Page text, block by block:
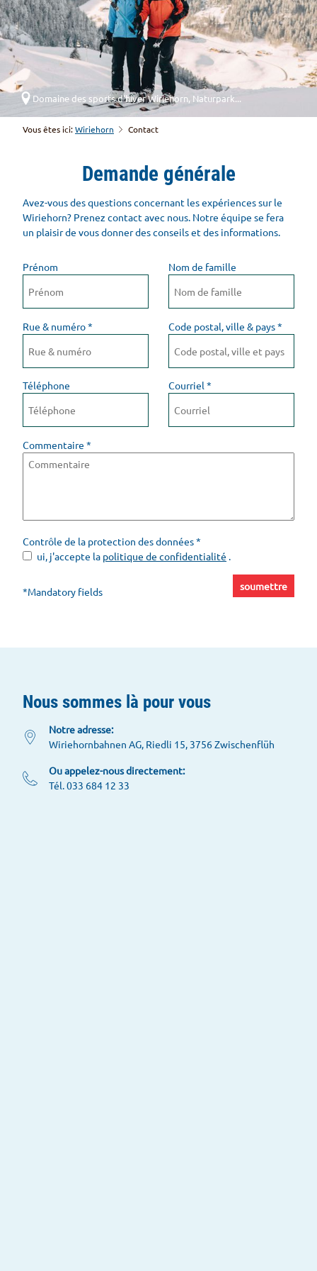
Domaine des sports d'hiver Wiriehorn, Naturpark...
Vous êtes ici:Wiriehorn Contact
Demande générale
Avez-vous des questions concernant les expériences sur le
Wiriehorn? Prenez contact avec nous. Notre équipe se fera
un plaisir de vous donner des conseils et des informations.
Prénom Nom de famille
Rue & numéro* Code postal, ville & pays*
Téléphone Courriel*
Commentaire *
Contrôle de la protection des données*
ui, j'accepte la politique de confidentialité .
*Mandatory fields soumettre
Nous sommes là pour vous
Notre adresse:
Wiriehornbahnen AG, Riedli 15, 3756 Zwischenflüh
Ou appelez-nous directement:
Tél. 033 684 12 33